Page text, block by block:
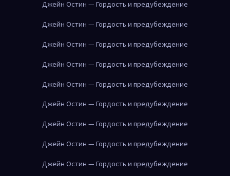
Джейн Остин — Гордость и предубеждение
Джейн Остин — Гордость и предубеждение
Джейн Остин — Гордость и предубеждение
Джейн Остин — Гордость и предубеждение
Джейн Остин — Гордость и предубеждение
Джейн Остин — Гордость и предубеждение
Джейн Остин — Гордость и предубеждение
Джейн Остин — Гордость и предубеждение
Джейн Остин — Гордость и предубеждение